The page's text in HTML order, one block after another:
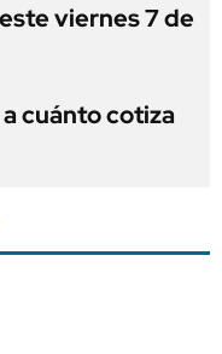
viernes 7 de
cuánto cotiza